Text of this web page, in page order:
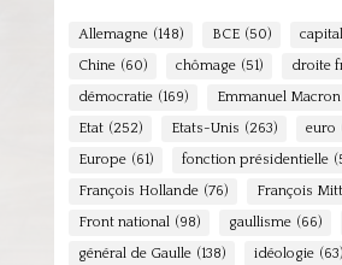
Allemagne (148) BCE (50)
Chine (60) chômage (51) droite
démocratie (169) Emmanuel Macron
Etat (252) Etats-Unis (263) euro
Europe (61) fonction présidentielle
François Hollande (76) François
Front national (98) gaullisme (66)
général de Gaulle (138) idéologie (63)